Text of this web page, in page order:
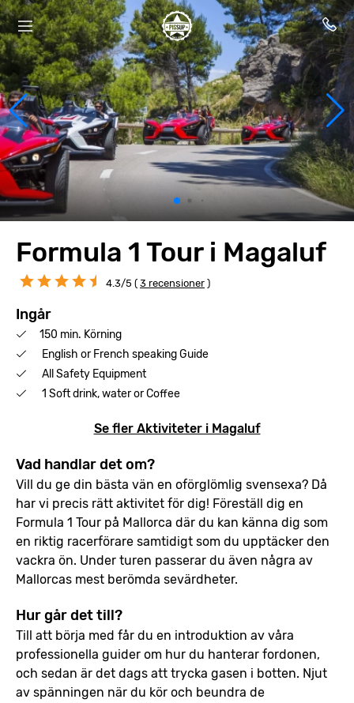
Formula 1 Tour i Magaluf
4.3/5 ( 3 recensioner )
Ingår
150 min. Körning
English or French speaking Guide
All Safety Equipment
1 Soft drink, water or Coffee
Se fler Aktiviteter i Magaluf
Vad handlar det om?
Vill du ge din bästa vän en oförglömlig svensexa? Då
har vi precis rätt aktivitet för dig! Föreställ dig en
Formula 1 Tour på Mallorca där du kan känna dig som
en riktig racerförare samtidigt som du upptäcker den
vackra ön. Under turen passerar du även några av
Mallorcas mest berömda sevärdheter.
Hur går det till?
Till att börja med får du en introduktion av våra
professionella guider om hur du hanterar fordonen,
och sedan är det dags att trycka gasen i botten. Njut
av spänningen när du kör och beundra de